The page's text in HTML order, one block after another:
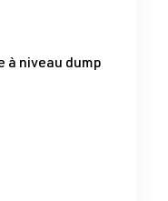
à niveau dump